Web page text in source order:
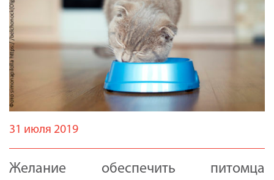
31 июля 2019
Желание обеспечить питомца